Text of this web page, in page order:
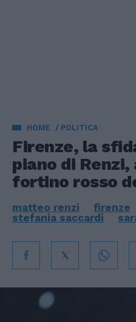
HOME POLITICA
Firenze, la
piano di
fortino rosso
matteo renzi firenze
stefania saccardi